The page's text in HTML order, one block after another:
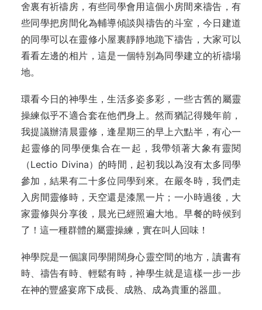
舍裏有祈禱房，有些同學會用這個小房間來禱告，有
些同學把房間化為輔導傾談與禱告的斗室，今日建道
的同學可以在靈修小屋裏靜靜地跪下禱告，大家可以
看看左邊的相片，這是一個特別為同學建立的祈禱場
地。
環看今日的神學生，生活多姿多彩，一些古舊的屬靈
操練似乎不適合套在他們身上。然而猶記得幾年前，
我提議辦清晨靈修，逢星期三的早上六點半，有心一
起靈修的同學便集合在一起，我帶領著大象有靈閱
（Lectio Divina）的時間，起初我以為沒有太多同學
參加，結果有二十多位同學到來。在嚴冬時，我們走
入房間靈修時，天空還是漆黑一片；一小時過後，大
家靈修與分享後，晨光已經照遍大地。早餐的時候到
了！這一種群體的屬靈操練，實在叫人回味！
神學院是一個讓同學開闊身心靈空間的地方，讀書有
時、禱告有時、輕鬆有時，神學生就是這樣一步一步
在神的豐盛宴席下成長、成熟、成為貴重的器皿。